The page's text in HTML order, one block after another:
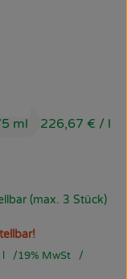
(max. 3 Stück)
ml 226,67 € / l
19% MwSt